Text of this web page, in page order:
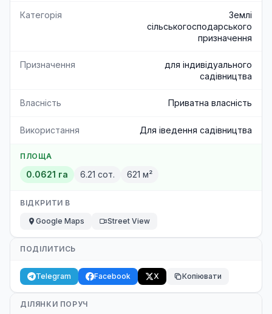
Категорія
Землі
сільськогосподарського
призначення
Призначення
для індивідуального
садівництва
Власність Приватна власність
Використання Для іведення садівництва
ПЛОЩА
0.0621 га 6.21 сот. 621 м²
ВІДКРИТИ В
Google Maps
Street View
ПОДІЛИТИСЬ
Telegram Facebook X Копіювати
ДІЛЯНКИ ПОРУЧ